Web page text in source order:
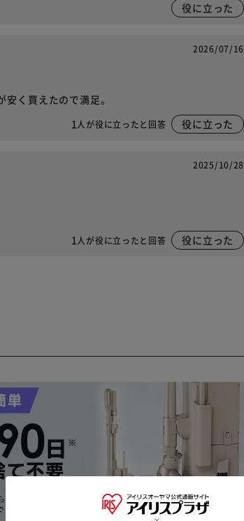
役に立った
2026/07/16
く買えたので満足。
1人が役に立ったと回答 役に立った
2025/10/28
1人が役に立ったと回答 役に立った